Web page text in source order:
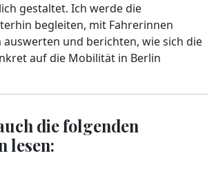
gestaltet. Ich werde die
begleiten, mit Fahrerinnen
auswerten und berichten, wie sich die
auf die Mobilität in Berlin
die folgenden
lesen: